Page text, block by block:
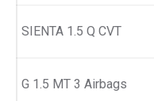
SIENTA 1.5 Q CVT
G 1.5 MT 3 Airbags